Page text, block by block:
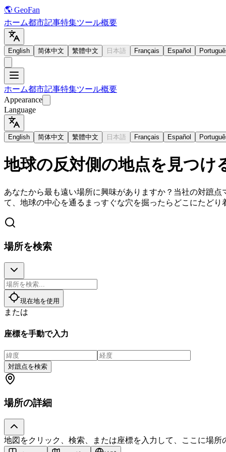
🌎 GeoFan
ホーム都市記事特集ツール概要
English 简体中文 繁體中文 日本語 Français Español
ホーム都市記事特集ツール概要
Appearance
Language
English 简体中文 繁體中文 日本語 Français Español
地球の反対側の地点を見つけ
あなたから最も遠い場所に興味がありますか？当社の対蹠
て、地球の中心を通るまっすぐな穴を掘ったらどこにたどり
場所を検索
現在地を使用
または
座標を手動で入力
対蹠点を検索
場所の詳細
地図をクリック、検索、または座標を入力して、ここに場所